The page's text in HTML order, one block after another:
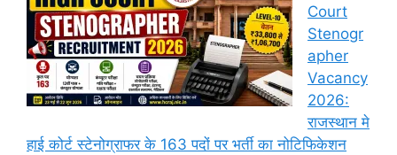
Court
Stenogr
apher
Vacancy
2026:
राजस्थान मे
हाई कोर्ट स्टेनोग्राफर के 163 पदों पर भर्ती का नोटिफिकेशन